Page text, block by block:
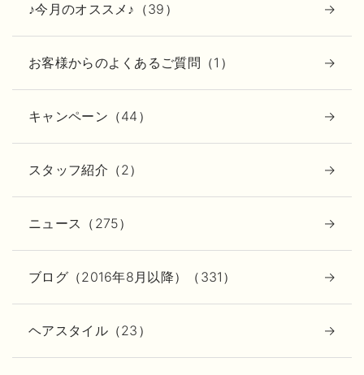
♪今月のオススメ♪（39）
お客様からのよくあるご質問（1）
キャンペーン（44）
スタッフ紹介（2）
ニュース（275）
ブログ（2016年8月以降）（331）
ヘアスタイル（23）